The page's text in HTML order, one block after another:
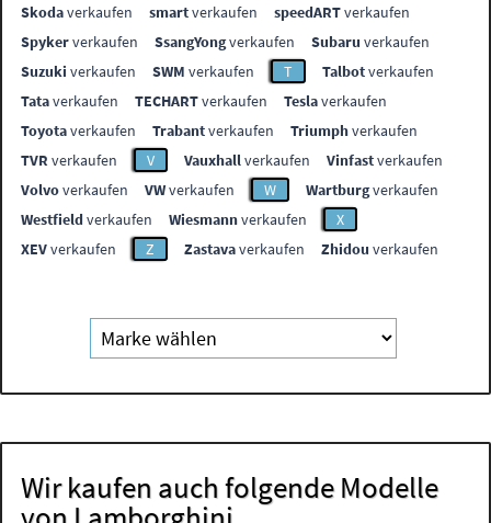
Skodaverkaufen smartverkaufen speedARTverkaufen
Spykerverkaufen SsangYongverkaufen Subaru verkaufen
Suzuki verkaufen SWM verkaufen T Talbotverkaufen
Tataverkaufen TECHARTverkaufen Teslaverkaufen
Toyotaverkaufen Trabantverkaufen Triumphverkaufen
TVR verkaufen V Vauxhallverkaufen Vinfastverkaufen
Volvoverkaufen VWverkaufen W Wartburgverkaufen
Westfieldverkaufen Wiesmannverkaufen
X
XEVverkaufen Z Zastavaverkaufen Zhidou verkaufen
Wir kaufen auch folgende Modelle